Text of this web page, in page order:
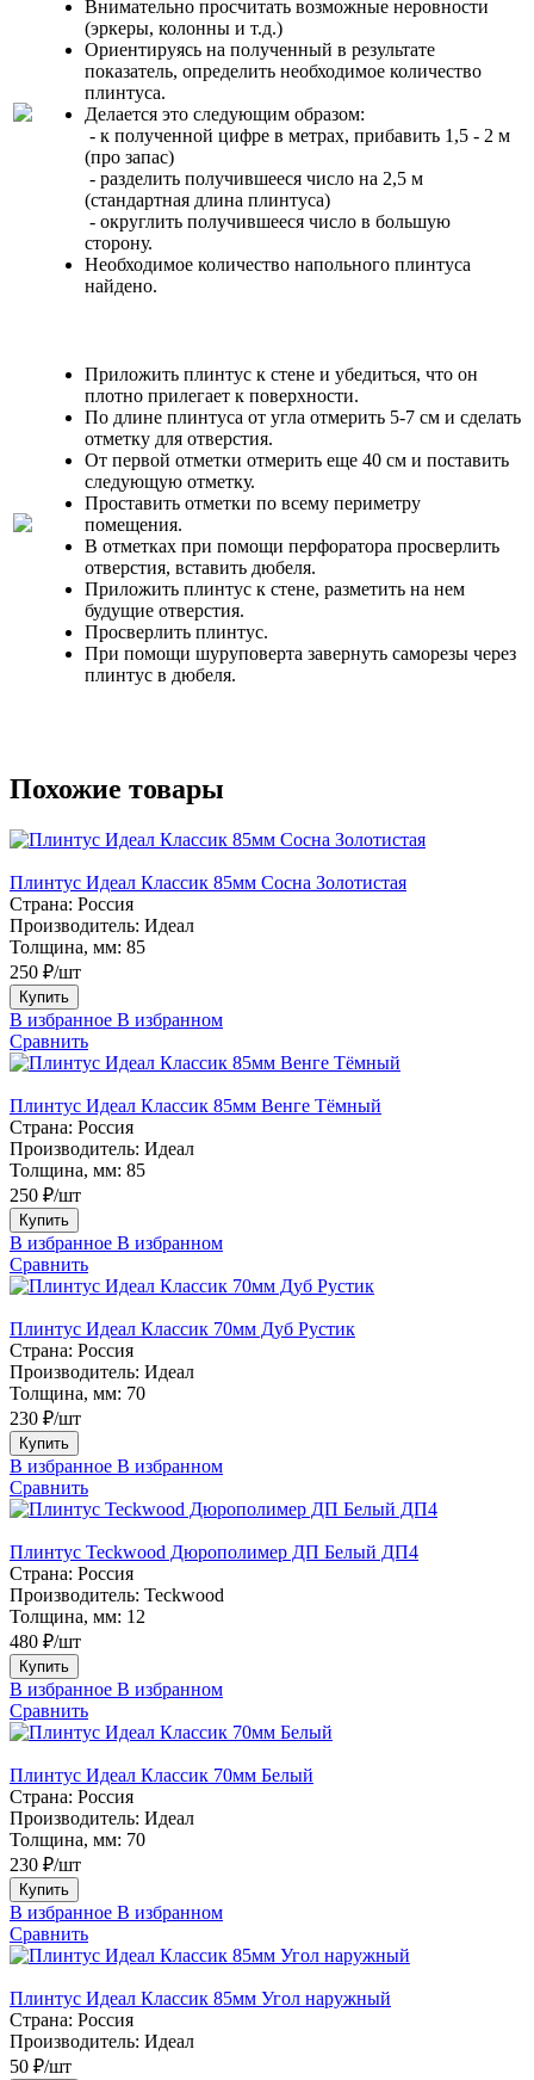
Внимательно просчитать возможные неровности
(эркеры, колонны и т.д.)
Ориентируясь на полученный в результате
показатель, определить необходимое количество
плинтуса.
Делается это следующим образом:
- к полученной цифре в метрах, прибавить 1,5 - 2 м
(про запас)
- разделить получившееся число на 2,5 м
(стандартная длина плинтуса)
- округлить получившееся число в большую
сторону.
Необходимое количество напольного плинтуса
найдено.
Приложить плинтус к стене и убедиться, что он
плотно прилегает к поверхности.
По длине плинтуса от угла отмерить 5-7 см и сделать
отметку для отверстия.
От первой отметки отмерить еще 40 см и поставить
следующую отметку.
Проставить отметки по всему периметру
помещения.
В отметках при помощи перфоратора просверлить
отверстия, вставить дюбеля.
Приложить плинтус к стене, разметить на нем
будущие отверстия.
Просверлить плинтус.
При помощи шуруповерта завернуть саморезы через
плинтус в дюбеля.
Похожие товары
Плинтус Идеал Классик 85мм Сосна Золотистая
Страна: Россия
Производитель: Идеал
Толщина, мм: 85
250 ₽/шт
Купить
В избранное В избранном
Сравнить
Плинтус Идеал Классик 85мм Венге Тёмный
Страна: Россия
Производитель: Идеал
Толщина, мм: 85
250 ₽/шт
Купить
В избранное В избранном
Сравнить
Плинтус Идеал Классик 70мм Дуб Рустик
Страна: Россия
Производитель: Идеал
Толщина, мм: 70
230 ₽/шт
Купить
В избранное В избранном
Сравнить
Плинтус Teckwood Дюрополимер ДП Белый ДП4
Страна: Россия
Производитель: Teckwood
Толщина, мм: 12
480 ₽/шт
Купить
В избранное В избранном
Сравнить
Плинтус Идеал Классик 70мм Белый
Страна: Россия
Производитель: Идеал
Толщина, мм: 70
230 ₽/шт
Купить
В избранное В избранном
Сравнить
Плинтус Идеал Классик 85мм Угол наружный
Страна: Россия
Производитель: Идеал
50 ₽/шт